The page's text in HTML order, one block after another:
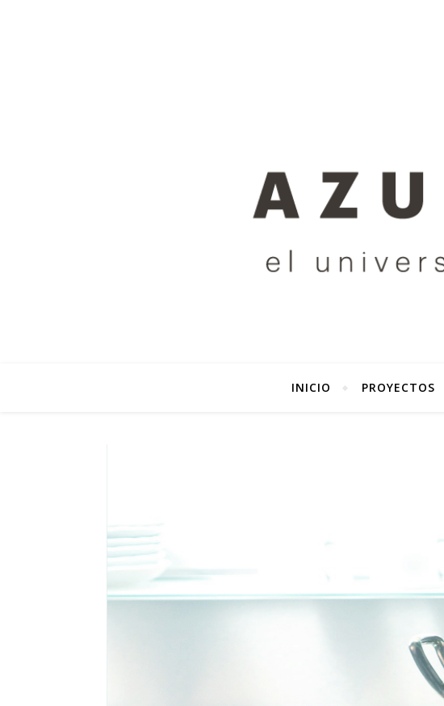
INICIO PROYECTOS